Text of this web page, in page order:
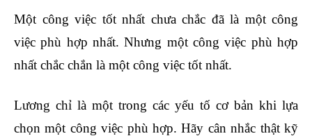
Một công việc tốt nhất chưa chắc đã là một công
việc phù hợp nhất. Nhưng một công việc phù hợp
nhất chắc chắn là một công việc tốt nhất.
Lương chỉ là một trong các yếu tố cơ bản khi lựa
chọn một công việc phù hợp. Hãy cân nhắc thật kỹ